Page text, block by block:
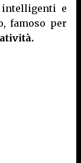
e
famoso per